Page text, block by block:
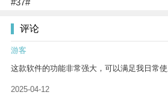
#37#
评论
游客
这款软件的功能非常强大，可以满足我日常使
2025-04-12